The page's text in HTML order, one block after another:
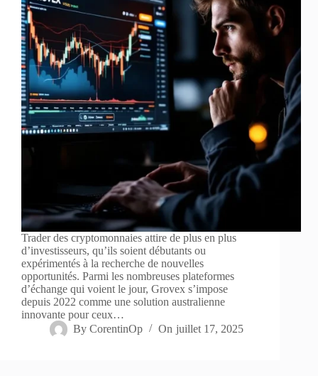
Trader des cryptomonnaies attire de plus en plus
d’investisseurs, qu’ils soient débutants ou
expérimentés à la recherche de nouvelles
opportunités. Parmi les nombreuses plateformes
d’échange qui voient le jour, Grovex s’impose
depuis 2022 comme une solution australienne
innovante pour ceux…
By CorentinOp On juillet 17, 2025